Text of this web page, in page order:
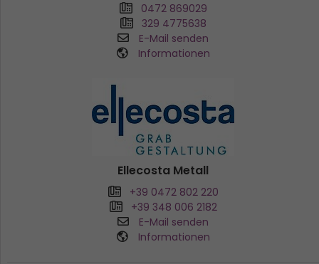
0472 869029
329 4775638
E-Mail senden
Informationen
Ellecosta Metall
+39 0472 802 220
+39 348 006 2182
E-Mail senden
Informationen